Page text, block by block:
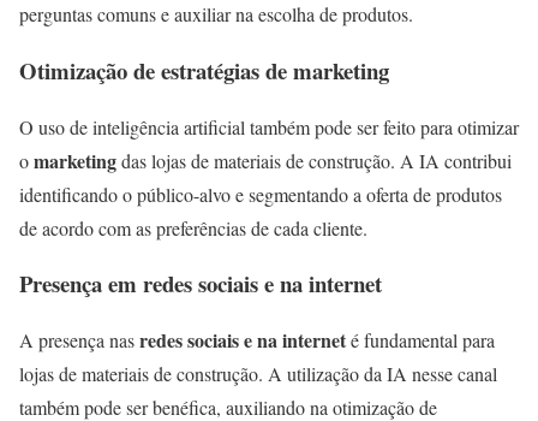
perguntas comuns e auxiliar na escolha de produtos.
Otimização de estratégias de marketing
O uso de inteligência artificial também pode ser feito para otimizar
omarketingdas lojas de materiais de construção. A IA contribui
identificando o público-alvo e segmentando a oferta de produtos
de acordo com as preferências de cada cliente.
Presença em redes sociais e na internet
A presença nasredes sociais e na interneté fundamental para
lojas de materiais de construção. A utilização da IA nesse canal
também pode ser benéfica, auxiliando na otimização de